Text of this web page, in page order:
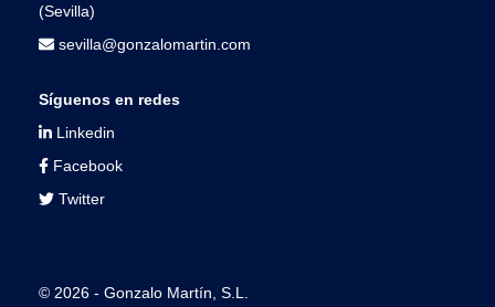
(Sevilla)
sevilla@gonzalomartin.com
Síguenos en redes
Linkedin
Facebook
Twitter
© 2026 - Gonzalo Martín, S.L.